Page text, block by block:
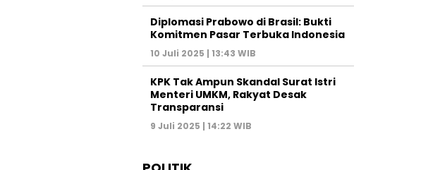
Diplomasi Prabowo di Brasil: Bukti
Komitmen Pasar Terbuka Indonesia
10 Juli 2025 | 13:43 WIB
KPK Tak Ampun Skandal Surat Istri
Menteri UMKM, Rakyat Desak
Transparansi
9 Juli 2025 | 14:22 WIB